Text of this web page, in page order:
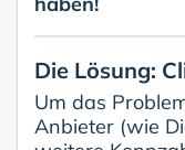
Die Lösung:
Um das
Anbieter (wie